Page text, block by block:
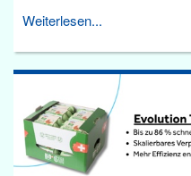
Weiterlesen...